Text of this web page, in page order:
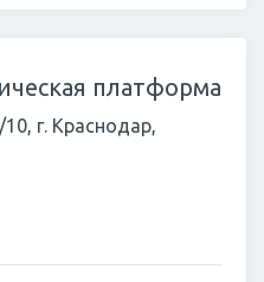
платформа
г. Краснодар,